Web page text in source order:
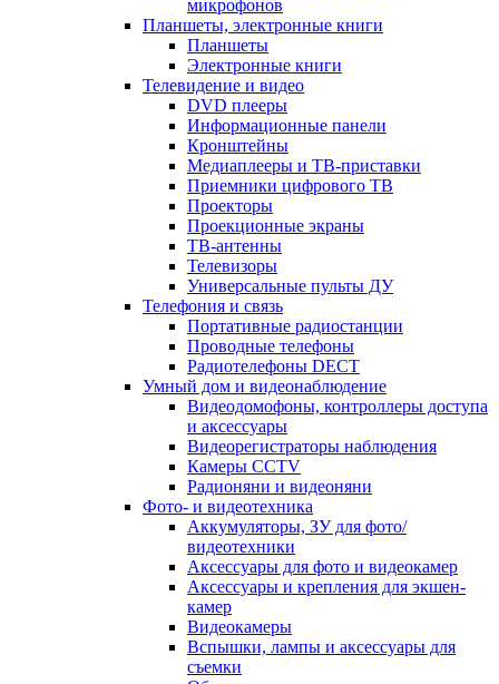
микрофонов
Планшеты, электронные книги
Планшеты
Электронные книги
Телевидение и видео
DVD плееры
Информационные панели
Кронштейны
Медиаплееры и ТВ-приставки
Приемники цифрового ТВ
Проекторы
Проекционные экраны
ТВ-антенны
Телевизоры
Универсальные пульты ДУ
Телефония и связь
Портативные радиостанции
Проводные телефоны
Радиотелефоны DECT
Умный дом и видеонаблюдение
Видеодомофоны, контроллеры доступа
и аксессуары
Видеорегистраторы наблюдения
Камеры CCTV
Радионяни и видеоняни
Фото- и видеотехника
Аккумуляторы, ЗУ для фото/
видеотехники
Аксессуары для фото и видеокамер
Аксессуары и крепления для экшен-
камер
Видеокамеры
Вспышки, лампы и аксессуары для
съемки